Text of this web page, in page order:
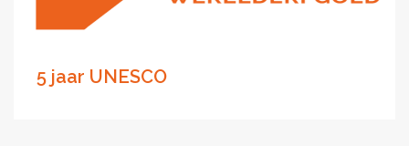
5 jaar UNESCO